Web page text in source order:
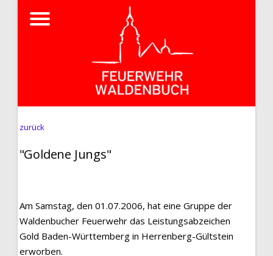
zurück
"Goldene Jungs"
Am Samstag, den 01.07.2006, hat eine Gruppe der
Waldenbucher Feuerwehr das Leistungsabzeichen
Gold Baden-Württemberg in Herrenberg-Gültstein
erworben.